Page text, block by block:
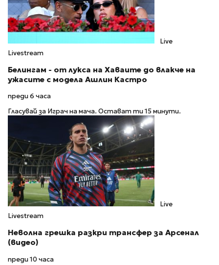
Live
Livestream
Белингам - от лукса на Хаваите до влакче на
ужасите с модела Ашлин Кастро
преди 6 часа
Гласувай за Играч на мача. Остават ти 15 минути.
Live
Livestream
Неволна грешка разкри трансфер за Арсенал
(видео)
преди 10 часа